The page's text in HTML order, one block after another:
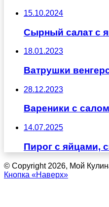
15.10.2024
Сырный салат с
18.01.2023
Ватрушки
28.12.2023
Вареники с салом
14.07.2025
Пирог с яйцами,
© Copyright 2026, Мой
Кнопка «Наверх»